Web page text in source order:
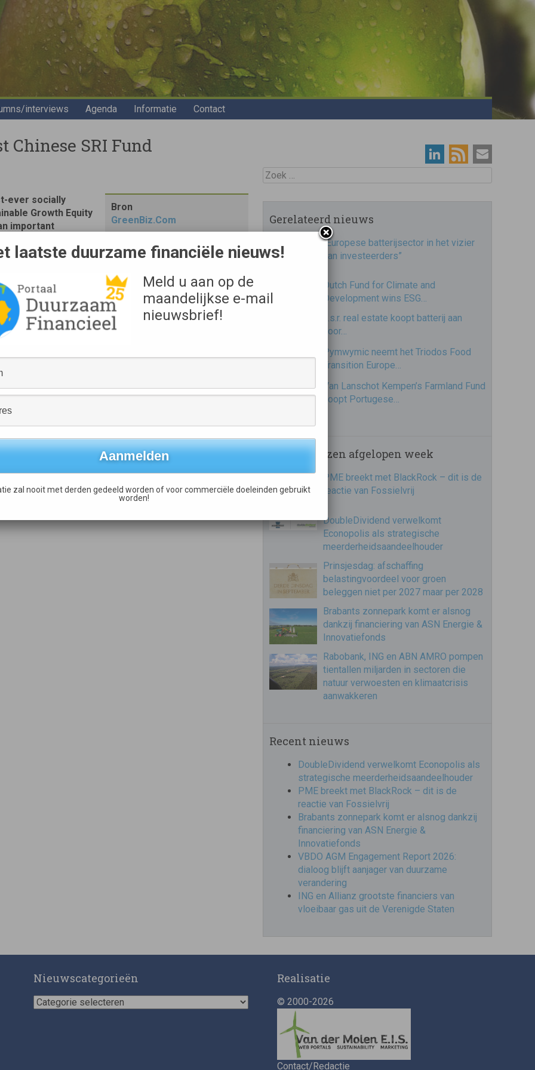
interviews Agenda Informatie Contact
Chinese SRI Fund
Bron
GreenBiz.Com
Links
Full article
ever socially
Growth Equity
important
Triodos Bank lanceert Europees beleggingsfonds dat
Zoek
Gerelateerd nieuws
“Europese batterijsector in het vizier
van investeerders”
Dutch Fund for Climate and
Development wins ESG…
a.s.r. real estate koopt batterij aan
voor…
Pymwymic neemt het Triodos Food
Transition Europe…
Van Lanschot Kempen’s Farmland Fund
koopt Portugese…
Meest gelezen afgelopen week
PME breekt met BlackRock – dit is de
reactie van Fossielvrij
DoubleDividend verwelkomt
Econopolis als strategische
meerderheidsaandeelhouder
Prinsjesdag: afschaffing
belastingvoordeel voor groen
beleggen niet per 2027 maar per 2028
Brabants zonnepark komt er alsnog
dankzij financiering van ASN Energie &
Innovatiefonds
Rabobank, ING en ABN AMRO pompen
tientallen miljarden in sectoren die
natuur verwoesten en klimaatcrisis
aanwakkeren
Recent nieuws
DoubleDividend verwelkomt Econopolis als
strategische meerderheidsaandeelhouder
PME breekt met BlackRock – dit is de
reactie van Fossielvrij
Brabants zonnepark komt er alsnog dankzij
financiering van ASN Energie &
Innovatiefonds
VBDO AGM Engagement Report 2026:
dialoog blijft aanjager van duurzame
verandering
ING en Allianz grootste financiers van
vloeibaar gas uit de Verenigde Staten
Nieuwscategorieën
Nieuwscategorieën
Realisatie
© 2000-2026
Contact/Redactie
laatste duurzame financiële nieuws!
Meld u aan op de
maandelijkse e-mail
nieuwsbrief!
zal nooit met derden gedeeld worden of voor commerciële doeleinden gebruikt
worden!